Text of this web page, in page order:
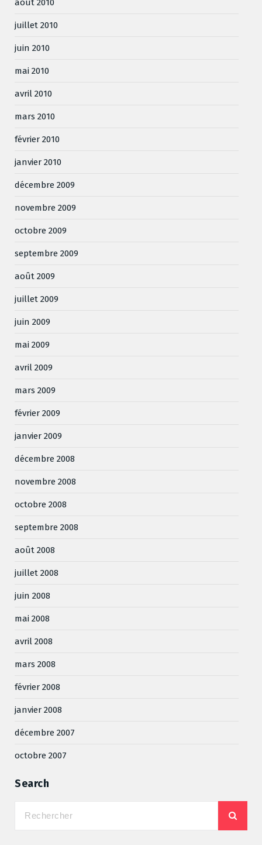
juillet 2010
juin 2010
mai 2010
avril 2010
mars 2010
février 2010
janvier 2010
décembre 2009
novembre 2009
octobre 2009
septembre 2009
août 2009
juillet 2009
juin 2009
mai 2009
avril 2009
mars 2009
février 2009
janvier 2009
décembre 2008
novembre 2008
octobre 2008
septembre 2008
août 2008
juillet 2008
juin 2008
mai 2008
avril 2008
mars 2008
février 2008
janvier 2008
décembre 2007
octobre 2007
Search